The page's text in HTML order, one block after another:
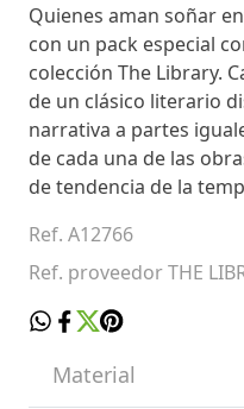
Quienes aman soñar
con un pack especial
colección The Library.
de un clásico literario
narrativa a partes
de cada una de las
de tendencia de la
Ref. A12766
Ref. proveedor THE
Material